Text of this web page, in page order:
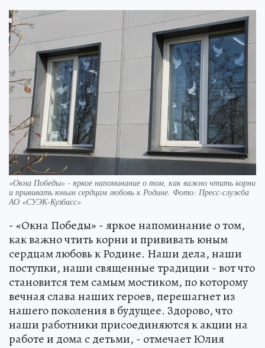
«Окна Победы» - яркое напоминание о том, как важно чтить корни
и прививать юным сердцам любовь к Родине. Фото: Пресс-служба
АО «СУЭК-Кузбасс»
- «Окна Победы» - яркое напоминание о том,
как важно чтить корни и прививать юным
сердцам любовь к Родине. Наши дела, наши
поступки, наши священные традиции - вот что
становится тем самым мостиком, по которому
вечная слава наших героев, перешагнет из
нашего поколения в будущее. Здорово, что
наши работники присоединяются к акции на
работе и дома с детьми, - отмечает Юлия